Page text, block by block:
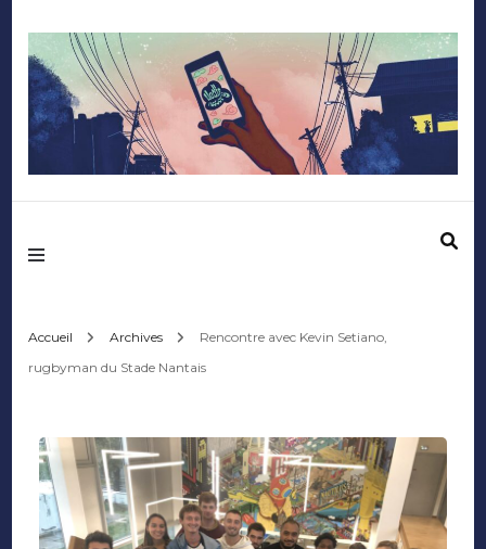
Mediafactory – Le
d'Audencia
SciencesCom
Accueil Archives
Rencontre avec Kevin Setiano,
rugbyman du Stade Nantais